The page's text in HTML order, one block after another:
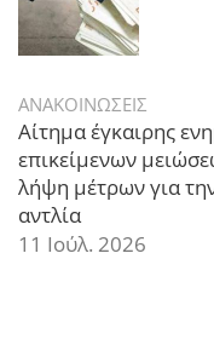
ΑΝΑΚΟΙΝΩΣΕΙΣ
Αίτημα έγκαιρης
επικείμενων
λήψη μέτρων για
αντλία
11 Ιούλ. 2026